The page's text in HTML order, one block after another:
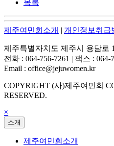
목록
제주여민회소개 | 개인정보취급
제주특별자치도 제주시 용담로
전화 : 064-756-7261 | 팩스 : 064-
Email : office@jejuwomen.kr
COPYRIGHT (사)제주여민회
RESERVED.
×
소개
제주여민회소개